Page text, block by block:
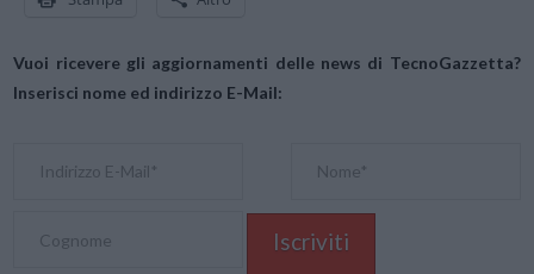
Vuoi ricevere gli aggiornamenti delle news di TecnoGazzetta?
Inserisci nome ed indirizzo E-Mail: